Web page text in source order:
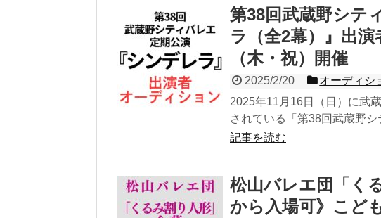
第38回武蔵野シテ
ラ（全2幕）』出
（木・祝）開催
2025/2/20
オーディシ
2025年11月16日（日）に武
されている「第38回武蔵野
記事を読む
松山バレエ団「く
から入場可》こど